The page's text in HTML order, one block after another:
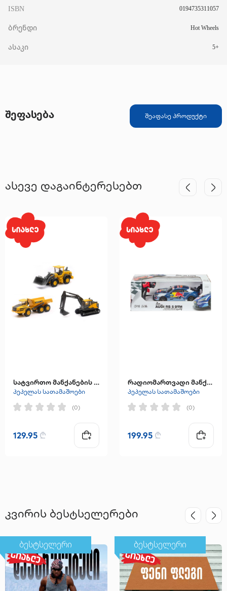
ISBN 0194735311057
ბრენდი Hot Wheels
ასაკი 5+
შეფასება შეაფასე პროდუქტი
ასევე დაგაინტერესებთ
სატვირთო მანქანების ნაკრები
პეპელას სათამაშოები
(0)
129.95 ₾
რადიომართვადი მანქანა
პეპელას სათამაშოები
(0)
199.95 ₾
კვირის ბესტსელერები
ბესტსელერი ბესტსელერი